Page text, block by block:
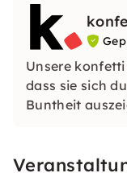
Unsere
dass sie sich
Buntheit
erleben,